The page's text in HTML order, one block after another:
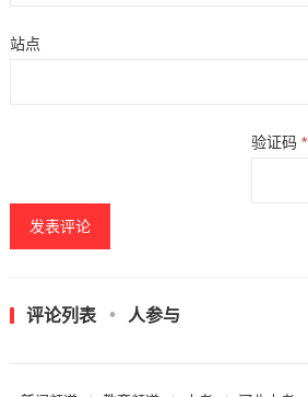
站点
验证码*
评论列表 人参与